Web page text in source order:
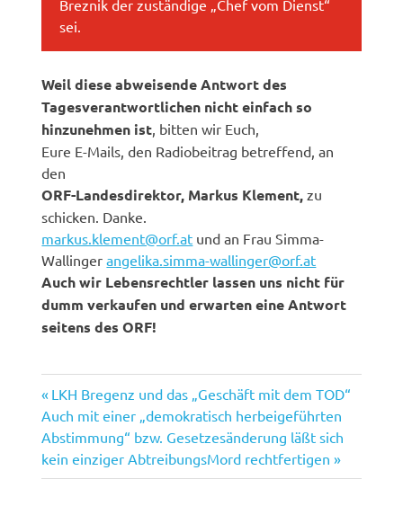
Breznik der zuständige „Chef vom Dienst“
sei.
Weil diese abweisende Antwort des
Tagesverantwortlichen nicht einfach so
hinzunehmen ist , bitten wir Euch,
Eure E-Mails, den Radiobeitrag betreffend, an
den
ORF-Landesdirektor, Markus Klement,zu
schicken. Danke.
markus.klement@orf.at und an Frau Simma-
Wallingerangelika.simma-wallinger@orf.at
Auch wir Lebensrechtler lassen uns nicht für
dumm verkaufen und erwarten eine Antwort
seitens des ORF!
Beitragsnavigation
Vorheriger
Beitrag:
LKH Bregenz und das „Geschäft mit dem TOD“
Nächster
Beitrag:
Auch mit einer „demokratisch herbeigeführten
Abstimmung“ bzw. Gesetzesänderung läßt sich
kein einziger AbtreibungsMord rechtfertigen